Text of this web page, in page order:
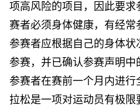
项高风险的项目，因此要
赛者必须身体健康，有经常
参赛者应根据自己的身体状
参赛，并已确认参赛声明
参赛者在赛前一个月内进
拉松是一项对运动员有极